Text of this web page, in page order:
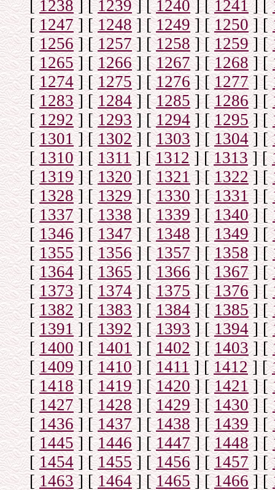
[1238] [1239] [1240 ] [1241] [
[1247] [1248] [1249] [1250] [
[1256] [1257] [1258] [1259] [
[1265] [1266] [1267] [1268] [
[1274] [1275] [1276] [1277] [
[1283] [1284] [1285 ] [1286] [
[1292] [1293] [1294] [1295] [
[1301] [1302] [1303] [1304] [
[1310] [1311] [1312] [1313] [
[1319] [1320] [1321] [1322] [
[1328] [1329] [1330] [1331] [
[1337] [1338] [1339] [1340] [
[1346] [1347] [1348] [1349] [
[1355] [1356] [1357] [1358] [
[1364] [1365] [1366] [1367] [
[1373] [1374] [1375] [1376] [
[1382] [1383] [1384] [1385] [
[1391] [1392] [1393 ] [1394] [
[1400] [1401] [1402] [1403] [
[1409] [1410] [1411] [1412] [
[1418] [1419] [1420] [1421] [
[1427] [1428] [1429] [1430] [
[1436] [1437] [1438 ] [1439] [
[1445] [1446] [1447] [1448] [
[1454] [1455] [1456] [1457] [
[1463] [1464] [1465] [1466] [